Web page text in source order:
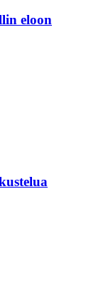
eloon